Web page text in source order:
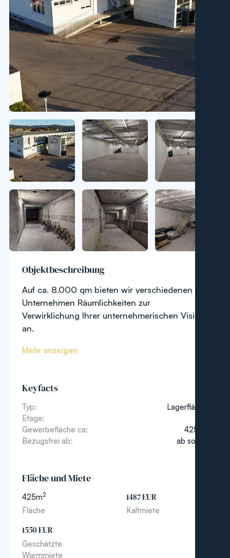
Objektbeschreibung
Auf ca. 8.000 qm bieten wir verschiedenen
Unternehmen Räumlichkeiten zur
Verwirklichung Ihrer unternehmerischen Vision
an.
Mehr anzeigen
Keyfacts
Typ:
Lagerfläche
Etage:
Gewerbefläche ca:
425
Bezugsfrei ab: ab sofort
Fläche und Miete
425m2
Fläche
1487 EUR
Kaltmiete
1550 EUR
Geschätzte
Warmmiete